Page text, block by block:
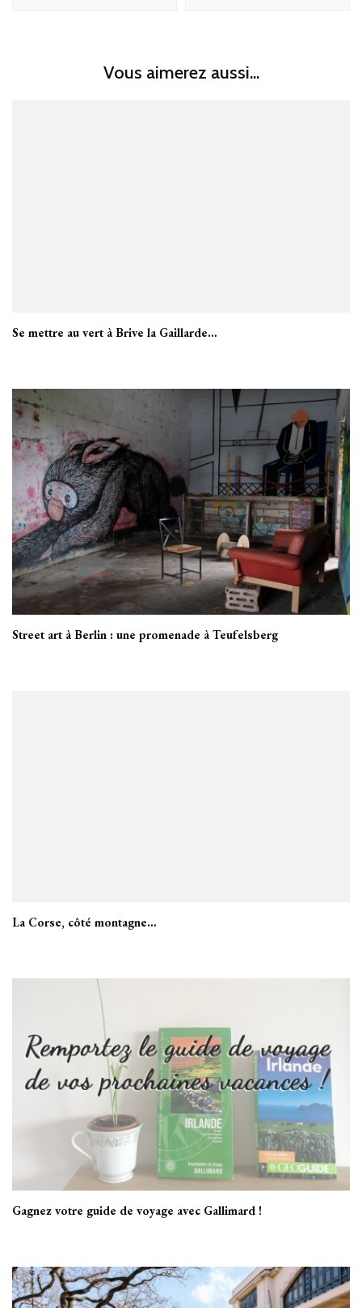
Vous aimerez aussi...
Se mettre au vert à Brive la Gaillarde…
Street art à Berlin : une promenade à Teufelsberg
La Corse, côté montagne…
Gagnez votre guide de voyage avec Gallimard !